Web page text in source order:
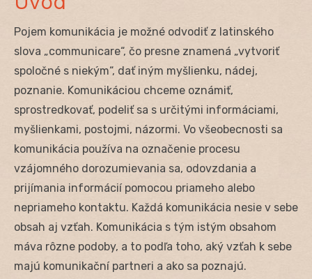
Pojem komunikácia je možné odvodiť z latinského
slova „communicare“, čo presne znamená „vytvoriť
spoločné s niekým“, dať iným myšlienku, nádej,
poznanie. Komunikáciou chceme oznámiť,
sprostredkovať, podeliť sa s určitými informáciami,
myšlienkami, postojmi, názormi. Vo všeobecnosti sa
komunikácia používa na označenie procesu
vzájomného dorozumievania sa, odovzdania a
prijímania informácií pomocou priameho alebo
nepriameho kontaktu. Každá komunikácia nesie v sebe
obsah aj vzťah. Komunikácia s tým istým obsahom
máva rôzne podoby, a to podľa toho, aký vzťah k sebe
majú komunikační partneri a ako sa poznajú.